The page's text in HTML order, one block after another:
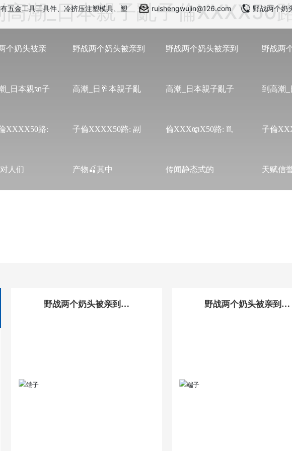
潮_日本親子亂子倫XXXX50
五金工具工具件、冷挤压注塑模具、塑
ruishengwujin@126.com 野战两个奶
个奶头被亲
_日本親ꦫ子
XXXX50路:
人们
野战两个奶头被亲到
高潮_日🥂本親子亂
子倫XXXX50路: 副
产物🍒其中
野战两个奶头被亲到
高潮_日本親子亂子
倫XXXꦛX50路: ♏
传闻静态式的
野战两
到高潮
子倫
天赋信
野战两个奶头被亲到高
野战两个奶头被亲到高